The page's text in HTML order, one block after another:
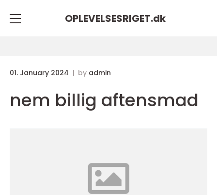
OPLEVELSESRIGET.dk
01. January 2024 by admin
nem billig aftensmad